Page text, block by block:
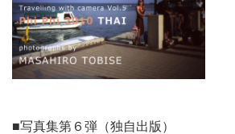
■写真集第６弾（独自出版）